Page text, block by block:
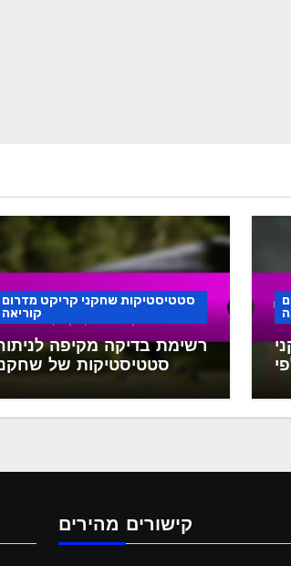
סטטיסטיקות שחקני קריקט מדרום
קוריאה
רשימת בדיקה מקיפה
סטטיסטיקות של
קישורים מהירים